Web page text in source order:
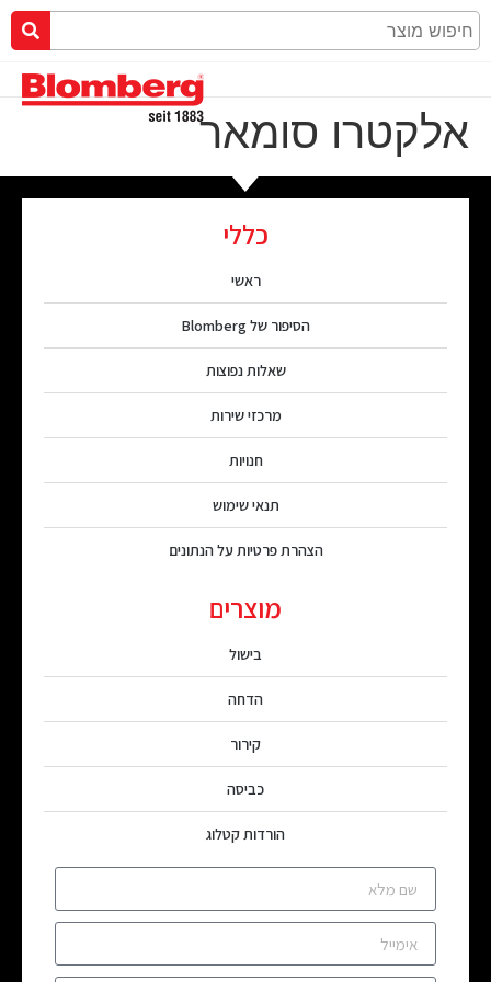
אלקטרו סומאר
כללי
ראשי
הסיפור של Blomberg
שאלות נפוצות
מרכזי שירות
חנויות
תנאי שימוש
הצהרת פרטיות על הנתונים
מוצרים
בישול
הדחה
קירור
כביסה
הורדות קטלוג